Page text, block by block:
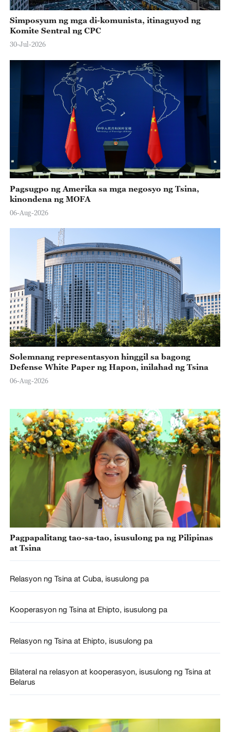
Simposyum ng mga di-komunista, itinaguyod ng
Komite Sentral ng CPC
30-Jul-2026
Pagsugpo ng Amerika sa mga negosyo ng Tsina,
kinondena ng MOFA
06-Aug-2026
Solemnang representasyon hinggil sa bagong
Defense White Paper ng Hapon, inilahad ng Tsina
06-Aug-2026
Pagpapalitang tao-sa-tao, isusulong pa ng Pilipinas
at Tsina
Relasyon ng Tsina at Cuba, isusulong pa
Kooperasyon ng Tsina at Ehipto, isusulong pa
Relasyon ng Tsina at Ehipto, isusulong pa
Bilateral na relasyon at kooperasyon, isusulong ng Tsina at
Belarus